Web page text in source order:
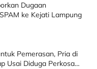
Dugaan
ke Kejati Lampung
Pemerasan, Pria di
Usai Diduga Perkosa